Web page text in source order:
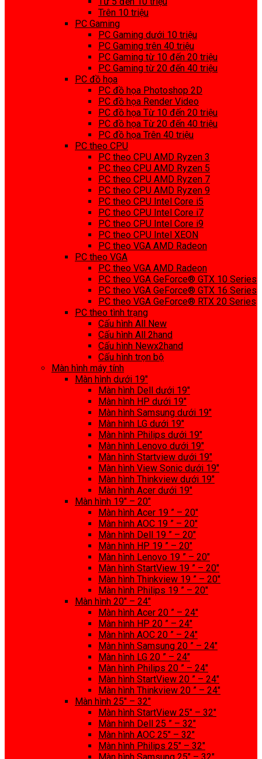
Trên 10 triệu
PC Gaming
PC Gaming dưới 10 triệu
PC Gaming trên 40 triệu
PC Gaming từ 10 đến 20 triệu
PC Gaming từ 20 đến 40 triệu
PC đồ họa
PC đồ họa Photoshop 2D
PC đồ họa Render Video
PC đồ họa Từ 10 đến 20 triệu
PC đồ họa Từ 20 đến 40 triệu
PC đồ họa Trên 40 triệu
PC theo CPU
PC theo CPU AMD Ryzen 3
PC theo CPU AMD Ryzen 5
PC theo CPU AMD Ryzen 7
PC theo CPU AMD Ryzen 9
PC theo CPU Intel Core i5
PC theo CPU Intel Core i7
PC theo CPU Intel Core i9
PC theo CPU Intel XEON
PC theo VGA AMD Radeon
PC theo VGA
PC theo VGA AMD Radeon
PC theo VGA GeForce® GTX 10 Series
PC theo VGA GeForce® GTX 16 Series
PC theo VGA GeForce® RTX 20 Series
PC theo tình trạng
Cấu hình All New
Cấu hình All 2hand
Cấu hình Newx2hand
Cấu hình trọn bộ
Màn hình máy tính
Màn hình dưới 19″
Màn hình Dell dưới 19″
Màn hình HP dưới 19″
Màn hình Samsung dưới 19″
Màn hình LG dưới 19″
Màn hình Philips dưới 19″
Màn hình Lenovo dưới 19″
Màn hình Startview dưới 19″
Màn hình View Sonic dưới 19″
Màn hình Thinkview dưới 19″
Màn hình Acer dưới 19″
Màn hình 19″ – 20″
Màn hình Acer 19 ” – 20″
Màn hình AOC 19 ” – 20″
Màn hình Dell 19 ” – 20″
Màn hình HP 19 ” – 20″
Màn hình Lenovo 19 ” – 20″
Màn hình StartView 19 ” – 20″
Màn hình Thinkview 19 ” – 20″
Màn hình Philips 19 ” – 20″
Màn hình 20″ – 24″
Màn hình Acer 20 ” – 24″
Màn hình HP 20 ” – 24″
Màn hình AOC 20 ” – 24″
Màn hình Samsung 20 ” – 24″
Màn hình LG 20 ” – 24″
Màn hình Philips 20 ” – 24″
Màn hình StartView 20 ” – 24″
Màn hình Thinkview 20 ” – 24″
Màn hình 25″ – 32″
Màn hình StartView 25″ – 32″
Màn hình Dell 25 ” – 32″
Màn hình AOC 25″ – 32″
Màn hình Philips 25″ – 32″